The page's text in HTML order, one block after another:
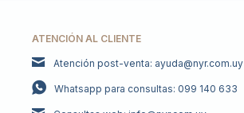
ATENCIÓN AL CLIENTE
Atención post-venta: ayuda@nyr.com.uy
Whatsapp para consultas: 099 140 633